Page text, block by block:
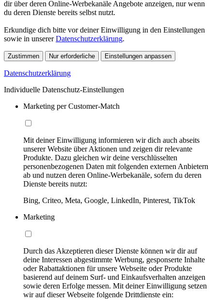
dir über deren Online-Werbekanäle Angebote anzeigen, nur wenn
du deren Dienste bereits selbst nutzt.
Erkundige dich bitte vor deiner Einwilligung in den Einstellungen
sowie in unsererDatenschutzerklärung.
Zustimmen Nur erforderliche Einstellungen anpassen
Datenschutzerklärung
Individuelle Datenschutz-Einstellungen
Marketing per Customer-Match
Mit deiner Einwilligung informieren wir dich auch abseits
unserer Website über Aktionen und zeigen dir relevante
Produkte. Dazu gleichen wir deine verschlüsselten
personenbezogenen Daten mit folgenden externen Anbietern
ab und nutzen deren Online-Werbekanäle, sofern du deren
Dienste bereits nutzt:
Bing, Criteo, Meta, Google, LinkedIn, Pinterest, TikTok
Marketing
Durch das Akzeptieren dieser Dienste können wir dir auf
deine Interessen abgestimmte Werbung, gesponserte Inhalte
oder Rabattaktionen für unsere Webseite oder Produkte
basierend auf deinem Surf- und Einkaufsverhalten anzeigen
sowie deren Erfolge messen. Mit deiner Einwilligung setzen
wir auf dieser Webseite folgende Drittdienste ein: